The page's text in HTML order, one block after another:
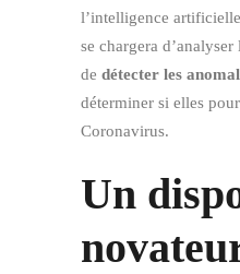
l’intelligence
se chargera
de détecter les
déterminer si elles
Coronavirus.
Un